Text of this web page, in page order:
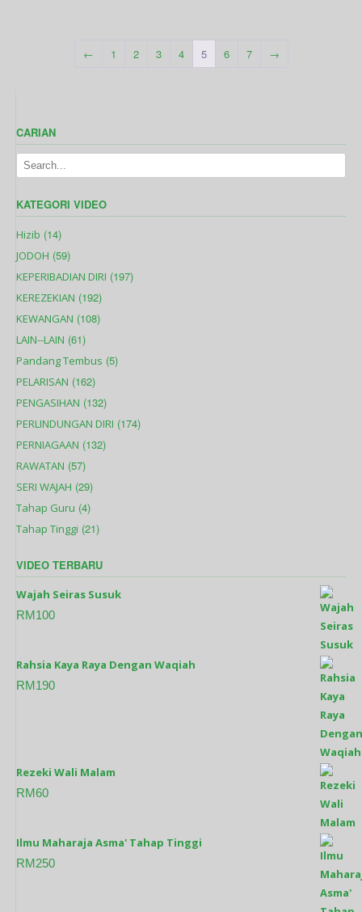
← 1 2 3 4 5 6 7 →
CARIAN
KATEGORI VIDEO
Hizib (14)
JODOH (59)
KEPERIBADIAN DIRI (197)
KEREZEKIAN (192)
KEWANGAN (108)
LAIN--LAIN (61)
Pandang Tembus (5)
PELARISAN (162)
PENGASIHAN (132)
PERLINDUNGAN DIRI (174)
PERNIAGAAN (132)
RAWATAN (57)
SERI WAJAH (29)
Tahap Guru (4)
Tahap Tinggi (21)
VIDEO TERBARU
Wajah Seiras Susuk
RM100
Rahsia Kaya Raya Dengan Waqiah
RM190
Rezeki Wali Malam
RM60
Ilmu Maharaja Asma' Tahap Tinggi
RM250